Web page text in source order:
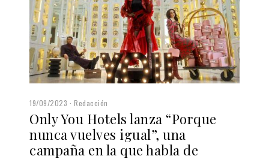
19/09/2023 Redacción
Only You Hotels lanza “Porque
nunca vuelves igual”, una
campaña en la que habla de